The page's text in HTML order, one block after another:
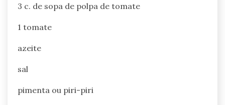
3 c. de sopa de polpa de tomate
1 tomate
azeite
sal
pimenta ou piri-piri